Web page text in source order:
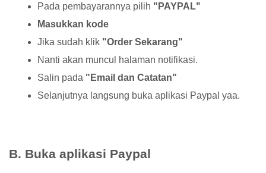
Pada pembayarannya pilih "PAYPAL"
Masukkan kode
Jika sudah klik "Order Sekarang"
Nanti akan muncul halaman notifikasi.
Salin pada "Email dan Catatan"
Selanjutnya langsung buka aplikasi Paypal yaa.
B. Buka aplikasi Paypal